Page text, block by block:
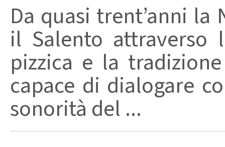
Da quasi trent’anni
il Salento attraverso
pizzica e la
capace di dialogare
sonorità del ...